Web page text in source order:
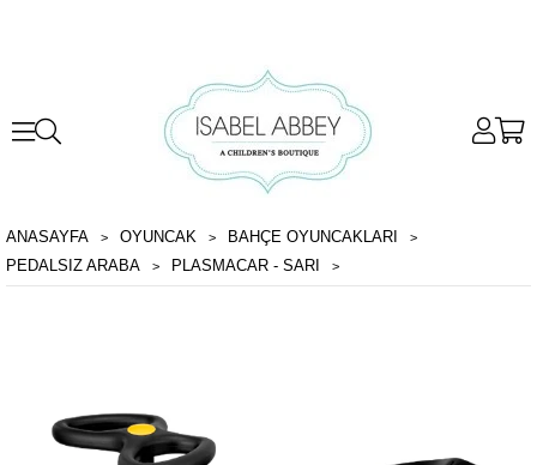
ANASAYFA OYUNCAK
BAHÇE OYUNCAKLARI
PEDALSIZ ARABA
PLASMACAR - SARI